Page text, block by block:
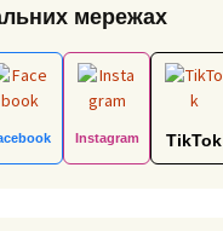
мережах
Instagram TikTok